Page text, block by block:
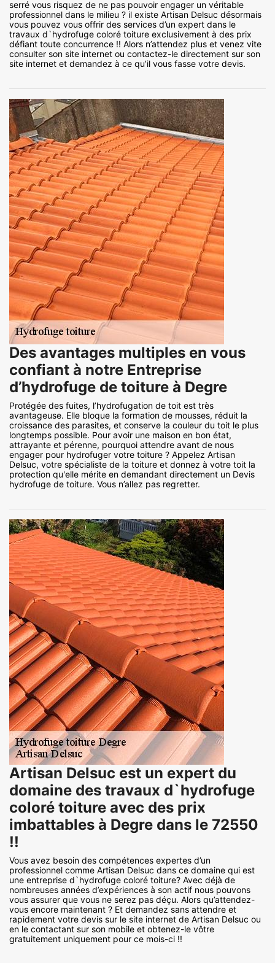
serré vous risquez de ne pas pouvoir engager un véritable
professionnel dans le milieu ? il existe Artisan Delsuc désormais
vous pouvez vous offrir des services d’un expert dans le
travaux d`hydrofuge coloré toiture exclusivement à des prix
défiant toute concurrence !! Alors n’attendez plus et venez vite
consulter son site internet ou contactez-le directement sur son
site internet et demandez à ce qu’il vous fasse votre devis.
Des avantages multiples en vous
confiant à notre Entreprise
d’hydrofuge de toiture à Degre
Protégée des fuites, l’hydrofugation de toit est très
avantageuse. Elle bloque la formation de mousses, réduit la
croissance des parasites, et conserve la couleur du toit le plus
longtemps possible. Pour avoir une maison en bon état,
attrayante et pérenne, pourquoi attendre avant de nous
engager pour hydrofuger votre toiture ? Appelez Artisan
Delsuc, votre spécialiste de la toiture et donnez à votre toit la
protection qu'elle mérite en demandant directement un Devis
hydrofuge de toiture. Vous n’allez pas regretter.
Artisan Delsuc est un expert du
domaine des travaux d`hydrofuge
coloré toiture avec des prix
imbattables à Degre dans le 72550
!!
Vous avez besoin des compétences expertes d’un
professionnel comme Artisan Delsuc dans ce domaine qui est
une entreprise d`hydrofuge coloré toiture? Avec déjà de
nombreuses années d’expériences à son actif nous pouvons
vous assurer que vous ne serez pas déçu. Alors qu’attendez-
vous encore maintenant ? Et demandez sans attendre et
rapidement votre devis sur le site internet de Artisan Delsuc ou
en le contactant sur son mobile et obtenez-le vôtre
gratuitement uniquement pour ce mois-ci !!